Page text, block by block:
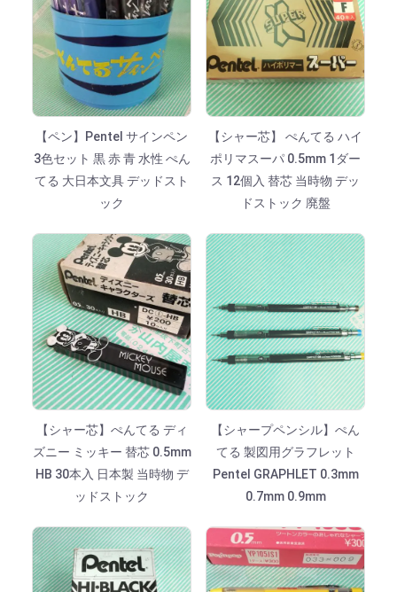
【ペン】Pentel サインペン
3色セット 黒 赤 青 水性 ぺん
てる 大日本文具 デッドスト
ック
【シャー芯】 ぺんてる ハイ
ポリマスーパ 0.5mm 1ダー
ス 12個入 替芯 当時物 デッ
ドストック 廃盤
【シャー芯】ぺんてる ディ
ズニー ミッキー 替芯 0.5mm
HB 30本入 日本製 当時物 デ
ッドストック
【シャープペンシル】ぺん
てる 製図用グラフレット
Pentel GRAPHLET 0.3mm
0.7mm 0.9mm